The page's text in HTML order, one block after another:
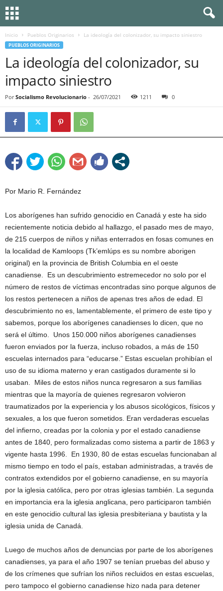
Inicio Pueblos Originarios La ideología del colonizador, su impacto siniestro
PUEBLOS ORIGINARIOS
La ideología del colonizador, su
impacto siniestro
Por Socialismo Revolucionario - 26/07/2021 1211 0
Por Mario R. Fernández
Los aborígenes han sufrido genocidio en Canadá y este ha sido
recientemente noticia debido al hallazgo, el pasado mes de mayo,
de 215 cuerpos de niños y niñas enterrados en fosas comunes en
la localidad de Kamloops (Tk’emlúps es su nombre aborigen
original) en la provincia de British Columbia en el oeste
canadiense. Es un descubrimiento estremecedor no solo por el
número de restos de víctimas encontradas sino porque algunos de
los restos pertenecen a niños de apenas tres años de edad. El
descubrimiento no es, lamentablemente, el primero de este tipo y
sabemos, porque los aborígenes canadienses lo dicen, que no
será el último. Unos 150.000 niños aborígenes canadienses
fueron enviados por la fuerza, incluso robados, a más de 150
escuelas internados para “educarse.” Estas escuelan prohibían el
uso de su idioma materno y eran castigados duramente si lo
usaban. Miles de estos niños nunca regresaron a sus familias
mientras que la mayoría de quienes regresaron volvieron
traumatizados por la experiencia y los abusos sicológicos, físicos y
sexuales, a los que fueron sometidos. Eran verdaderas escuelas
del infierno, creadas por la colonia y por el estado canadiense
antes de 1840, pero formalizadas como sistema a partir de 1863 y
vigente hasta 1996. En 1930, 80 de estas escuelas funcionaban al
mismo tiempo en todo el país, estaban administradas, a través de
contratos extendidos por el gobierno canadiense, en su mayoría
por la iglesia católica, pero por otras iglesias también. La segunda
en importancia era la iglesia anglicana, pero participaron también
en este genocidio cultural las iglesia presbiteriana y bautista y la
iglesia unida de Canadá.
Luego de muchos años de denuncias por parte de los aborígenes
canadienses, ya para el año 1907 se tenían pruebas del abuso y
de los crímenes que sufrían los niños recluidos en estas escuelas,
pero tampoco el gobierno canadiense hizo nada para detener